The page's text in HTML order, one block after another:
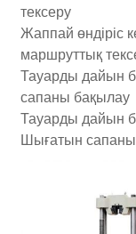
тексеру
Жаппай өндіріс
маршруттық
Тауарды дайын
сапаны бақылау
Тауарды дайын
Шығатын